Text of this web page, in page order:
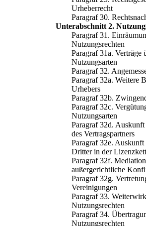
Urheberrecht
Paragraf 30.
Unterabschnitt 2.
Paragraf 31.
Nutzungsrechten
Paragraf 31a. Verträge
Nutzungsarten
Paragraf 32.
Paragraf 32a. Weitere
Urhebers
Paragraf 32b.
Paragraf 32c.
Nutzungsarten
Paragraf 32d.
des Vertragspartners
Paragraf 32e.
Dritter in der
Paragraf 32f.
außergerichtliche
Paragraf 32g.
Vereinigungen
Paragraf 33.
Nutzungsrechten
Paragraf 34.
Nutzungsrechten